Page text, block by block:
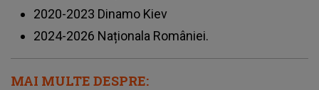
2020-2023 Dinamo Kiev
2024-2026 Naționala României.
MAI MULTE DESPRE: